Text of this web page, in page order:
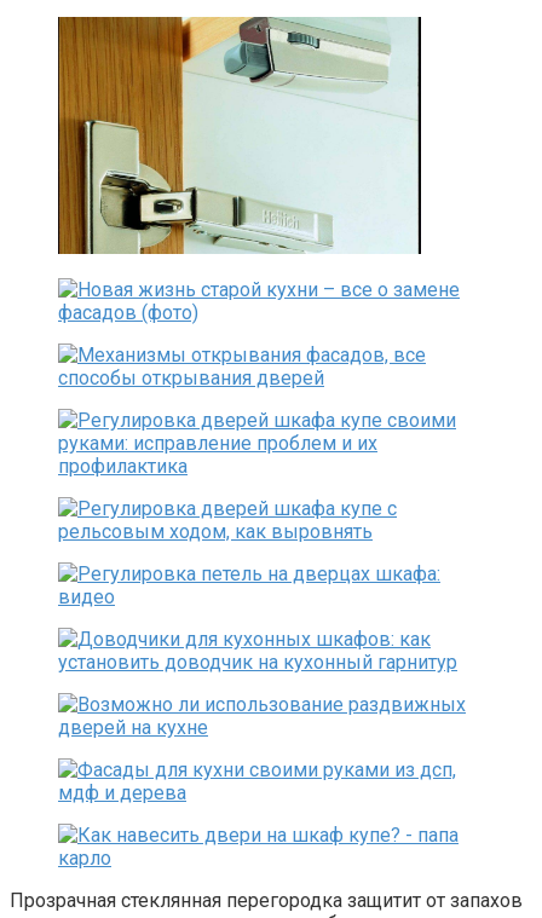
Прозрачная стеклянная перегородка защитит от запахов